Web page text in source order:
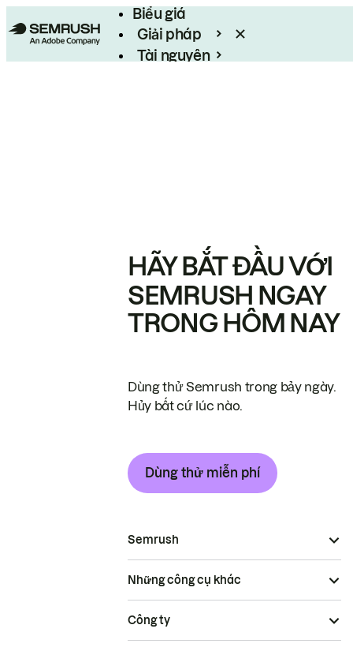
Biểu giá
Giải pháp
Tài nguyên
HÃY BẮT ĐẦU VỚI
SEMRUSH NGAY
TRONG HÔM NAY
Dùng thử Semrush trong bảy ngày.
Hủy bất cứ lúc nào.
Dùng thử miễn phí
Semrush
Những công cụ khác
Công ty